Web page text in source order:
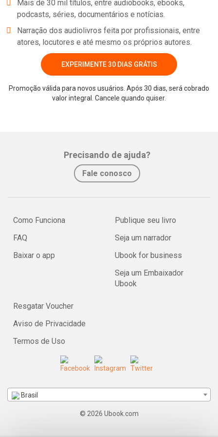
Mais de 30 mil títulos, entre audiobooks, ebooks,
podcasts, séries, documentários e notícias.
Narração dos audiolivros feita por profissionais, entre
atores, locutores e até mesmo os próprios autores.
EXPERIMENTE 30 DIAS GRÁTIS
Promoção válida para novos usuários. Após 30 dias, será cobrado
valor integral. Cancele quando quiser.
Precisando de ajuda?
Fale conosco
Como Funciona
FAQ
Baixar o app
Publique seu livro
Seja um narrador
Ubook for business
Seja um Embaixador
Ubook
Resgatar Voucher
Aviso de Privacidade
Termos de Uso
Brasil
© 2026 Ubook.com
Whatsapp Facebook Twitter